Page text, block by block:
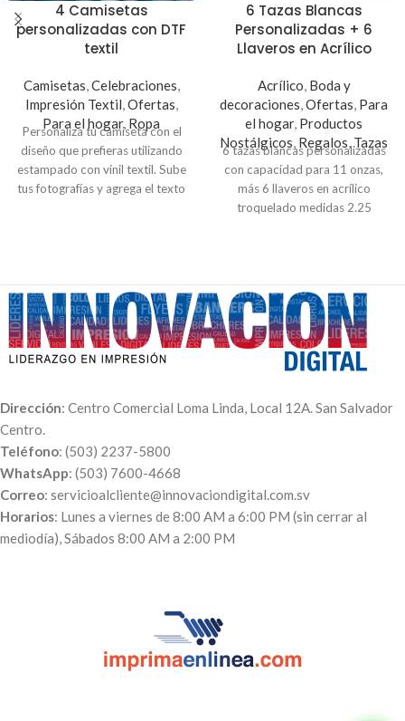
4 Camisetas
personalizadas con DTF
textil
Camisetas,Celebraciones,
Impresión Textil,Ofertas,
Para el hogar, Ropa
Personaliza tu camiseta con el
diseño que prefieras utilizando
estampado con vinil textil. Sube
tus fotografías y agrega el texto
6 Tazas Blancas
Personalizadas + 6
Llaveros en Acrílico
Acrílico, Boda y
decoraciones,Ofertas, Para
el hogar, Productos
Nostálgicos, Regalos,Tazas
6 tazas blancas personalizadas
con capacidad para 11 onzas,
más 6 llaveros en acrílico
troquelado medidas 2.25
puedes obsequiar con tus
propios diseños.
Dirección: Centro Comercial Loma Linda, Local 12A. San Salvador
Centro.
Teléfono: (503) 2237-5800
WhatsApp: (503) 7600-4668
Correo: servicioalcliente@innovaciondigital.com.sv
Horarios: Lunes a viernes de 8:00 AM a 6:00 PM (sin cerrar al
mediodía), Sábados 8:00 AM a 2:00 PM